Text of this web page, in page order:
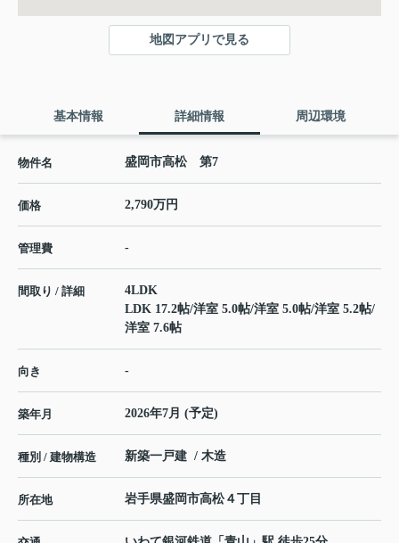
地図アプリで見る
基本情報 詳細情報 周辺環境
物件名 盛岡市高松 第7
価格 2,790万円
管理費 -
間取り / 詳細
4LDK
LDK 17.2帖/洋室 5.0帖/洋室 5.0帖/洋室 5.2帖/
洋室 7.6帖
向き -
築年月 2026年7月 (予定)
種別 / 建物構造 新築一戸建 / 木造
所在地 岩手県盛岡市高松４丁目